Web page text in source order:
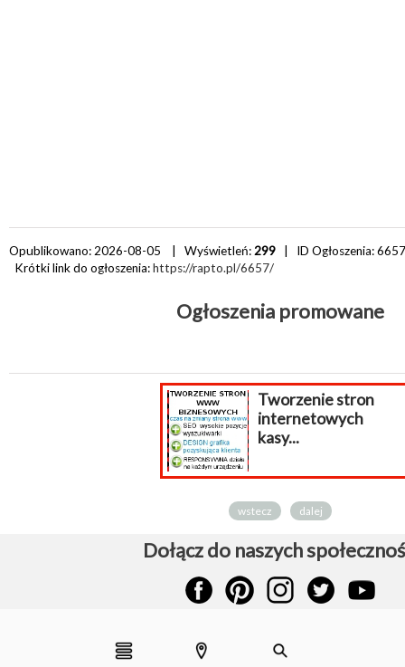
Opublikowano: 2026-08-05 | Wyświetleń: 299 | ID Ogłoszenia:6657
Krótki link do ogłoszenia:https://rapto.pl/6657/
Ogłoszenia promowane
Tworzenie stron
internetowych
kasy...
wstecz dalej
Dołącz do naszych